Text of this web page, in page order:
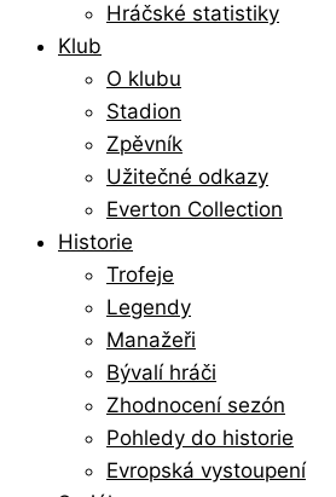
Hráčské statistiky
Klub
O klubu
Stadion
Zpěvník
Užitečné odkazy
Everton Collection
Historie
Trofeje
Legendy
Manažeři
Bývalí hráči
Zhodnocení sezón
Pohledy do historie
Evropská vystoupení